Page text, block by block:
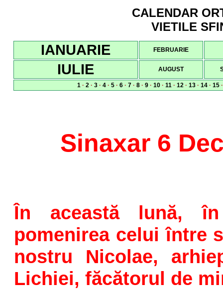
CALENDAR
VIETILE
IANUARIE FEBRUARIE
IULIE AUGUST
1 · 2 · 3 · 4 · 5 · 6 · 7 · 8 · 9 · 10 · 11 · 12 · 13 · 14 · 15
Sinaxar 6
În această lună,
pomenirea celui între
nostru Nicolae,
Lichiei, făcătorul de